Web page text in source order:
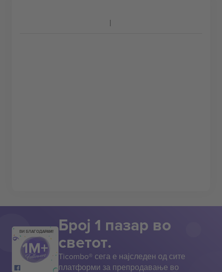
ВИ БЛАГОДАРАМ! Број 1 пазар во
светот.
Ticombo® сега е најследен од сите
платформи за препродавање во